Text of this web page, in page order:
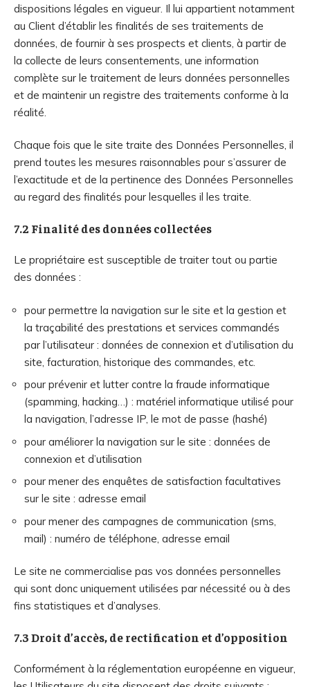
dispositions légales en vigueur. Il lui appartient notamment
au Client d’établir les finalités de ses traitements de
données, de fournir à ses prospects et clients, à partir de
la collecte de leurs consentements, une information
complète sur le traitement de leurs données personnelles
et de maintenir un registre des traitements conforme à la
réalité.
Chaque fois que le site traite des Données Personnelles, il
prend toutes les mesures raisonnables pour s’assurer de
l’exactitude et de la pertinence des Données Personnelles
au regard des finalités pour lesquelles il les traite.
7.2 Finalité des données collectées
Le propriétaire est susceptible de traiter tout ou partie
des données :
pour permettre la navigation sur le site et la gestion et
la traçabilité des prestations et services commandés
par l’utilisateur : données de connexion et d’utilisation du
site, facturation, historique des commandes, etc.
pour prévenir et lutter contre la fraude informatique
(spamming, hacking…) : matériel informatique utilisé pour
la navigation, l’adresse IP, le mot de passe (hashé)
pour améliorer la navigation sur le site : données de
connexion et d’utilisation
pour mener des enquêtes de satisfaction facultatives
sur le site : adresse email
pour mener des campagnes de communication (sms,
mail) : numéro de téléphone, adresse email
Le site ne commercialise pas vos données personnelles
qui sont donc uniquement utilisées par nécessité ou à des
fins statistiques et d’analyses.
7.3 Droit d’accès, de rectification et d’opposition
Conformément à la réglementation européenne en vigueur,